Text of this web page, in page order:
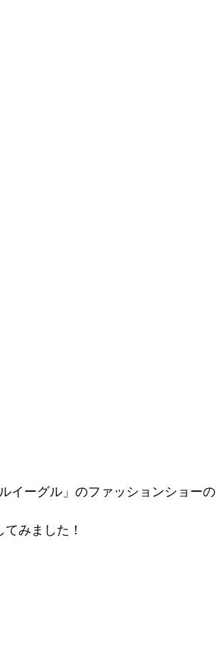
イーグル」のファッションショー
みました！